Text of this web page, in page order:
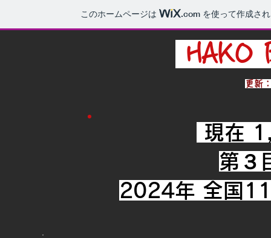
このホームページは .com を使って作成さ
更新
現在
第３
2024年 全国